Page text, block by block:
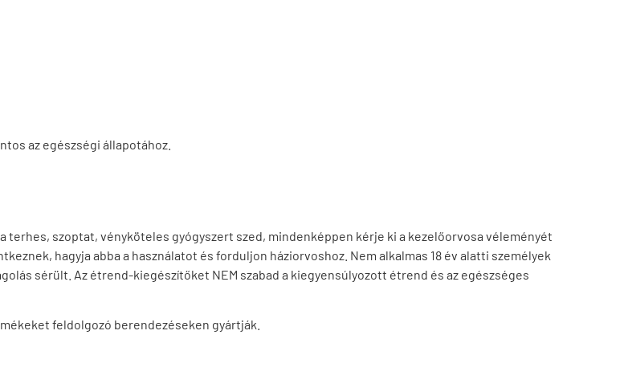
az egészségi állapotához.
terhes, szoptat, vényköteles gyógyszert szed, mindenképpen kérje ki a kezelőorvosa véleményét
hagyja abba a használatot és forduljon háziorvoshoz. Nem alkalmas 18 év alatti személyek
sérült. Az étrend-kiegészítőket NEM szabad a kiegyensúlyozott étrend és az egészséges
feldolgozó berendezéseken gyártják.